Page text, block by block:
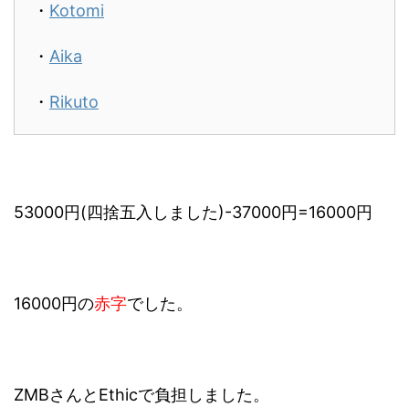
・ Kotomi
・ Aika
・ Rikuto
53000円(四捨五入しました)-37000円=16000円
16000円の赤字でした。
ZMBさんとEthicで負担しました。